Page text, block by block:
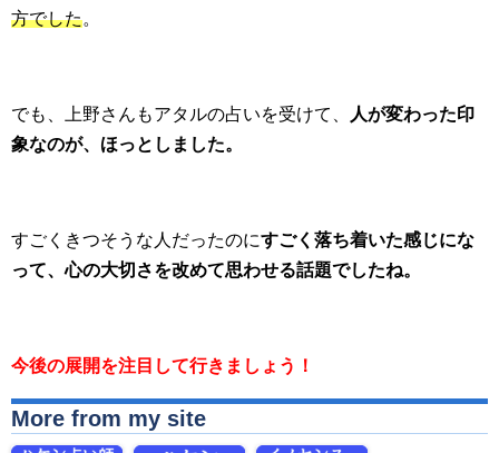
方でした。
でも、上野さんもアタルの占いを受けて、
人が変わった印
象なのが、ほっとしました。
すごくきつそうな人だったのにすごく落ち着いた感じにな
って、心の大切さを改めて思わせる話題でしたね。
今後の展開を注目して行きましょう！
More from my site